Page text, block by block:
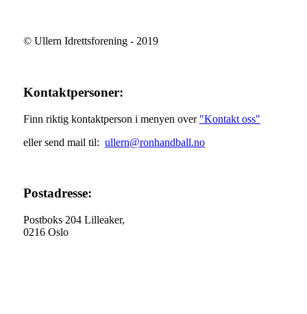
© Ullern Idrettsforening - 2019
Kontaktpersoner:
Finn riktig kontaktperson i menyen over "Kontakt oss"
eller send mail til: ullern@ronhandball.no
Postadresse:
Postboks 204 Lilleaker,
0216 Oslo